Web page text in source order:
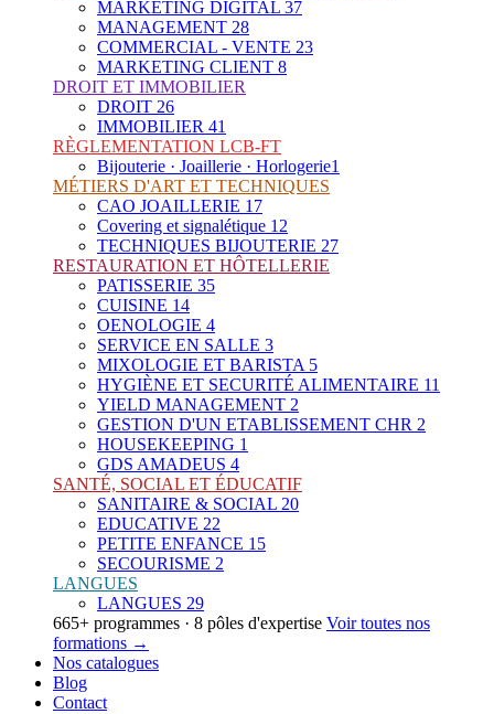
MARKETING DIGITAL 37
MANAGEMENT 28
COMMERCIAL - VENTE 23
MARKETING CLIENT 8
DROIT ET IMMOBILIER
DROIT 26
IMMOBILIER 41
RÈGLEMENTATION LCB-FT
Bijouterie · Joaillerie · Horlogerie1
MÉTIERS D'ART ET TECHNIQUES
CAO JOAILLERIE 17
Covering et signalétique 12
TECHNIQUES BIJOUTERIE 27
RESTAURATION ET HÔTELLERIE
PATISSERIE 35
CUISINE 14
OENOLOGIE 4
SERVICE EN SALLE 3
MIXOLOGIE ET BARISTA 5
HYGIÈNE ET SECURITÉ ALIMENTAIRE 11
YIELD MANAGEMENT 2
GESTION D'UN ETABLISSEMENT CHR 2
HOUSEKEEPING 1
GDS AMADEUS 4
SANTÉ, SOCIAL ET ÉDUCATIF
SANITAIRE & SOCIAL 20
EDUCATIVE 22
PETITE ENFANCE 15
SECOURISME 2
LANGUES
LANGUES 29
665+ programmes · 8 pôles d'expertise Voir toutes nos
formations →
Nos catalogues
Blog
Contact